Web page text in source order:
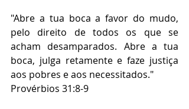
"Abre a tua boca a favor do mudo,
pelo direito de todos os que se
acham desamparados. Abre a tua
boca, julga retamente e faze justiça
aos pobres e aos necessitados."
Provérbios 31:8-9